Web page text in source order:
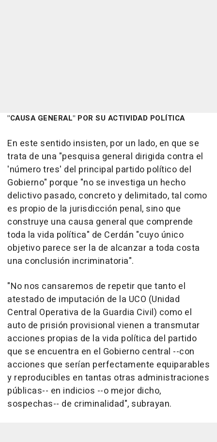
"CAUSA GENERAL" POR SU ACTIVIDAD POLÍTICA
En este sentido insisten, por un lado, en que se
trata de una "pesquisa general dirigida contra el
'número tres' del principal partido político del
Gobierno" porque "no se investiga un hecho
delictivo pasado, concreto y delimitado, tal como
es propio de la jurisdicción penal, sino que
construye una causa general que comprende
toda la vida política" de Cerdán "cuyo único
objetivo parece ser la de alcanzar a toda costa
una conclusión incriminatoria".
"No nos cansaremos de repetir que tanto el
atestado de imputación de la UCO (Unidad
Central Operativa de la Guardia Civil) como el
auto de prisión provisional vienen a transmutar
acciones propias de la vida política del partido
que se encuentra en el Gobierno central --con
acciones que serían perfectamente equiparables
y reproducibles en tantas otras administraciones
públicas-- en indicios --o mejor dicho,
sospechas-- de criminalidad", subrayan.